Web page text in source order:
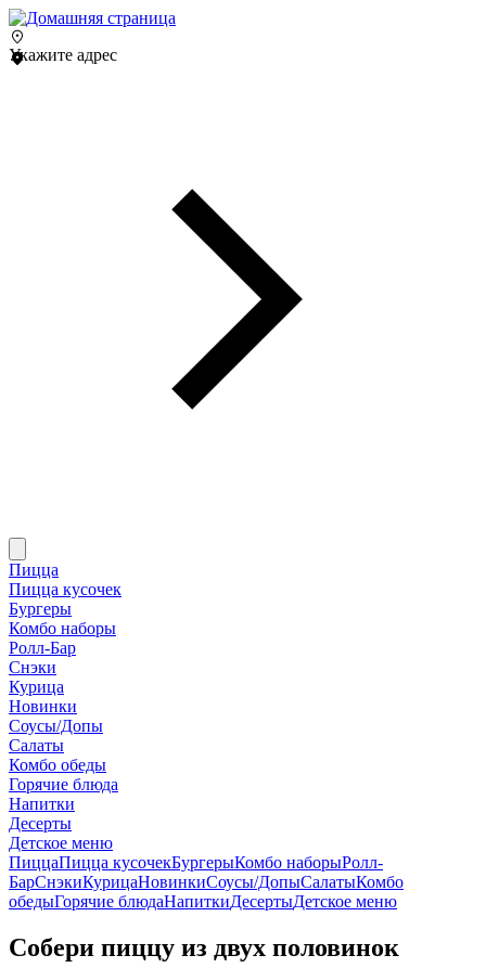
Укажите адрес
Пицца
Пицца кусочек
Бургеры
Комбо наборы
Ролл-Бар
Снэки
Курица
Новинки
Соусы/Допы
Салаты
Комбо обеды
Горячие блюда
Напитки
Десерты
Детское меню
ПиццаПицца кусочекБургерыКомбо наборыРолл-
БарСнэкиКурицаНовинкиСоусы/ДопыСалатыКомбо
обедыГорячие блюдаНапиткиДесертыДетское меню
Собери пиццу из двух половинок